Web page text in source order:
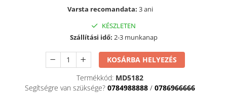
Háziállat figurák
Varsta recomandata: 3 ani
KÉSZLETEN
Szállítási idő: 2-3 munkanap
KOSÁRBA HELYEZÉS
Termékkód: MD5182
Segítségre van szüksége? 0784988888 / 0786966666